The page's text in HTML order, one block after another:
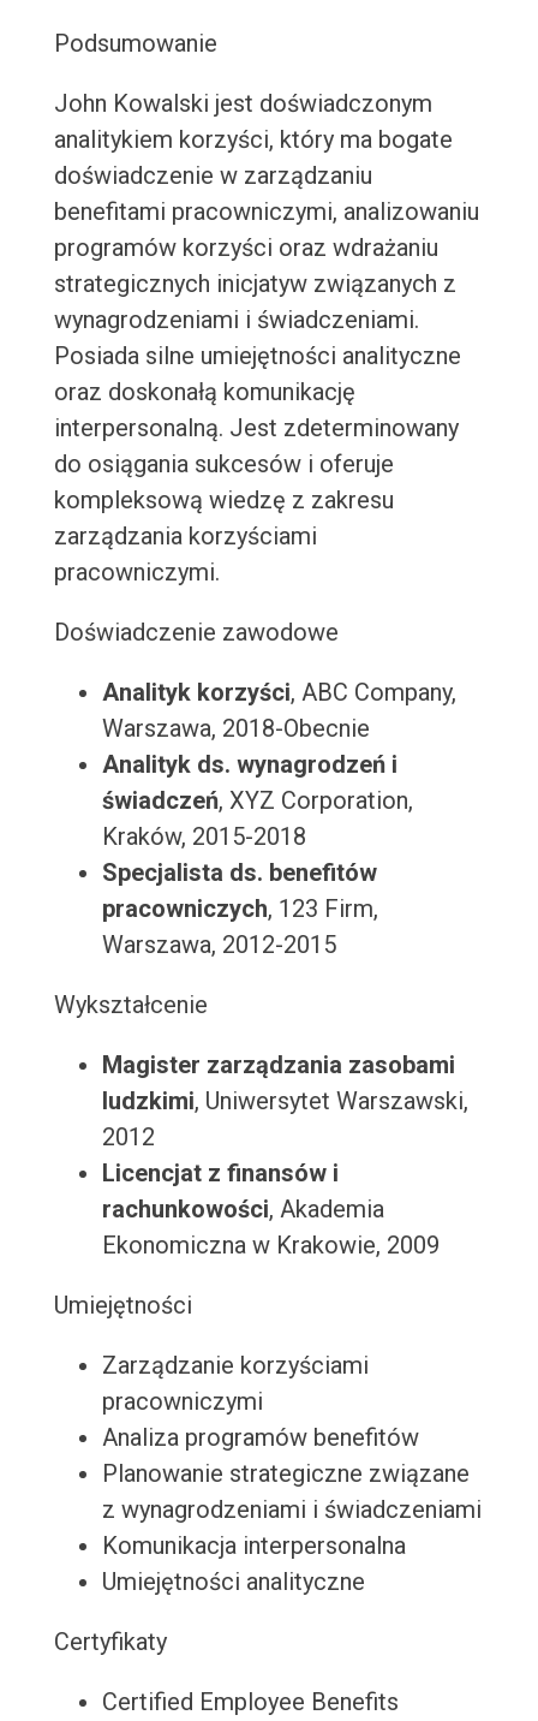
Podsumowanie
John Kowalski jest doświadczonym
analitykiem korzyści, który ma bogate
doświadczenie w zarządzaniu
benefitami pracowniczymi, analizowaniu
programów korzyści oraz wdrażaniu
strategicznych inicjatyw związanych z
wynagrodzeniami i świadczeniami.
Posiada silne umiejętności analityczne
oraz doskonałą komunikację
interpersonalną. Jest zdeterminowany
do osiągania sukcesów i oferuje
kompleksową wiedzę z zakresu
zarządzania korzyściami
pracowniczymi.
Doświadczenie zawodowe
Analityk korzyści, ABC Company,
Warszawa, 2018-Obecnie
Analityk ds. wynagrodzeń i
świadczeń, XYZ Corporation,
Kraków, 2015-2018
Specjalista ds. benefitów
pracowniczych, 123 Firm,
Warszawa, 2012-2015
Wykształcenie
Magister zarządzania zasobami
ludzkimi, Uniwersytet Warszawski,
2012
Licencjat z finansów i
rachunkowości, Akademia
Ekonomiczna w Krakowie, 2009
Umiejętności
Zarządzanie korzyściami
pracowniczymi
Analiza programów benefitów
Planowanie strategiczne związane
z wynagrodzeniami i świadczeniami
Komunikacja interpersonalna
Umiejętności analityczne
Certyfikaty
Certified Employee Benefits